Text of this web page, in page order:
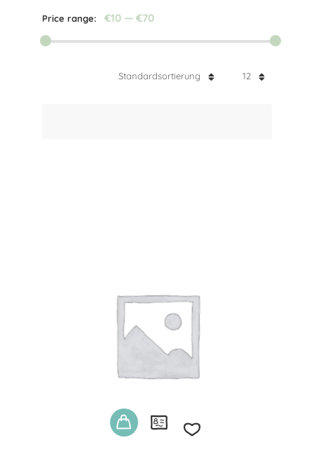
Price range: €10 — €70
12
Standardsortierung